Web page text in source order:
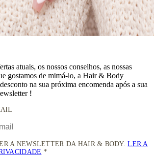
atuais, os nossos conselhos, as nossas
gostamos de mimá-lo, a Hair & Body
na sua próxima encomenda após a sua
!
A NEWSLETTER DA HAIR & BODY.LER A